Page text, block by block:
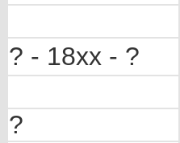
? - 18xx - ?
?